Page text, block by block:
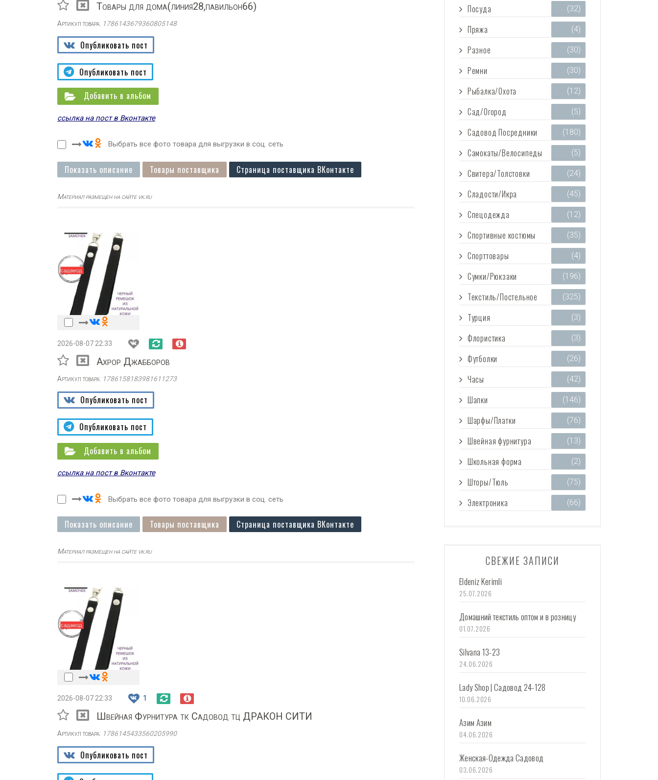
Товары для дома(линия28,павильон66)
Артикул товара: 1786143679360805148
Опубликовать пост
Опубликовать пост
Добавить в альбом
ссылка на пост в Вконтакте
Выбрать все фото товара для выгрузки в соц. сеть
Показать описание Товары поставщика Страница поставщика ВКонтакте
Материал размещен на сайте vk.ru
2026-08-07 22:33
Ахрор Джабборов
Артикул товара: 1786158183981611273
Опубликовать пост
Опубликовать пост
Добавить в альбом
ссылка на пост в Вконтакте
Выбрать все фото товара для выгрузки в соц. сеть
Показать описание Товары поставщика Страница поставщика ВКонтакте
Материал размещен на сайте vk.ru
2026-08-07 22:33 1
Швейная Фурнитура тк Садовод тц ДРАКОН СИТИ
Артикул товара: 1786145433560205990
Опубликовать пост
Посуда (32)
Пряжа (4)
Разное (30)
Ремни (30)
Рыбалка/Охота (12)
Сад/Огород (5)
Садовод Посредники (180)
Самокаты/Велосипеды (5)
Свитера/Толстовки (24)
Сладости/Икра (45)
Спецодежда (12)
Спортивные костюмы (35)
Спорттовары (4)
Сумки/Рюкзаки (196)
Текстиль/Постельное (325)
Турция (3)
Флористика (3)
Футболки (26)
Часы (42)
Шапки (146)
Шарфы/Платки (76)
Швейная фурнитура (13)
Школьная форма (2)
Шторы/Тюль (75)
Электроника (66)
СВЕЖИЕ ЗАПИСИ
Eldeniz Kerimli
25.07.2026
Домашний текстиль оптом и в розницу
01.07.2026
Silvana 13-23
24.06.2026
Lady Shop | Садовод 24-128
10.06.2026
Азим Азим
04.06.2026
Женская-Одежда Садовод
03.06.2026